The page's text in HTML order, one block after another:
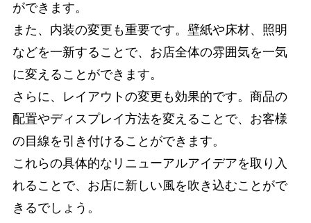
ができます。
また、内装の変更も重要です。壁紙や床材、照明
などを一新することで、お店全体の雰囲気を一気
に変えることができます。
さらに、レイアウトの変更も効果的です。商品の
配置やディスプレイ方法を変えることで、お客様
の目線を引き付けることができます。
これらの具体的なリニューアルアイデアを取り入
れることで、お店に新しい風を吹き込むことがで
きるでしょう。